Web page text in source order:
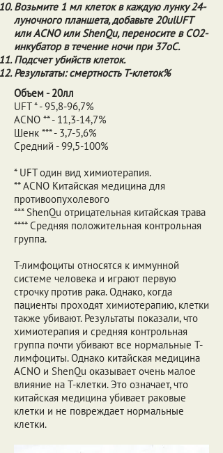
Возьмите 1 мл клеток в каждую лунку 24-
луночного планшета, добавьте 20ulUFT
или ACNO или ShenQu, переносите в CO2-
инкубатор в течение ночи при 37oC.
Подсчет убийств клеток.
Результаты: смертность Т-клеток%
Объем - 20лл
UFT * - 95,8-96,7%
ACNO ** - 11,3-14,7%
Шенк *** - 3,7-5,6%
Средний - 99,5-100%
* UFT один вид химиотерапия.
** ACNO Китайская медицина для
противоопухолевого
*** ShenQu отрицательная китайская трава
**** Средняя положительная контрольная
группа.
Т-лимфоциты относятся к иммунной
системе человека и играют первую
строчку против рака. Однако, когда
пациенты проходят химиотерапию, клетки
также убивают. Результаты показали, что
химиотерапия и средняя контрольная
группа почти убивают все нормальные Т-
лимфоциты. Однако китайская медицина
ACNO и ShenQu оказывает очень малое
влияние на Т-клетки. Это означает, что
китайская медицина убивает раковые
клетки и не повреждает нормальные
клетки.